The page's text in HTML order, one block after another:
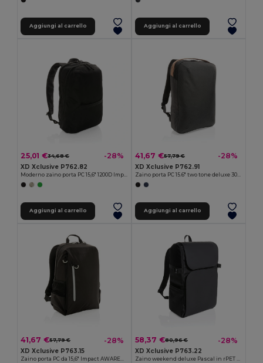
Aggiungi al carrello Aggiungi al carrello
25,01 €34,68 € -28%
XD Xclusive P762.82
Aggiungi al carrello
41,67 €57,79 € -28%
XD Xclusive P762.91
Aggiungi al carrello
41,67 €57,79 € -28%
XD Xclusive P763.15
Zaino porta PC da 15,6" Impact AWARE™ Lima RFID
58,37 €80,96 € -28%
XD Xclusive P763.22
Zaino weekend deluxe Pascal in rPET AWARE™